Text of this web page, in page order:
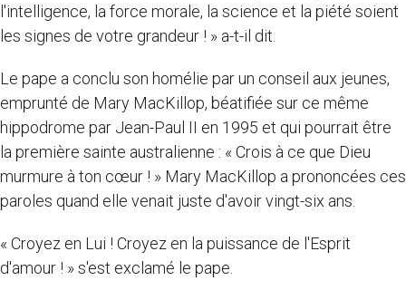
l'intelligence, la force morale, la science et la piété soient
les signes de votre grandeur ! » a-t-il dit.
Le pape a conclu son homélie par un conseil aux jeunes,
emprunté de Mary MacKillop, béatifiée sur ce même
hippodrome par Jean-Paul II en 1995 et qui pourrait être
la première sainte australienne : « Crois à ce que Dieu
murmure à ton cœur ! » Mary MacKillop a prononcées ces
paroles quand elle venait juste d'avoir vingt-six ans.
« Croyez en Lui ! Croyez en la puissance de l'Esprit
d'amour ! » s'est exclamé le pape.